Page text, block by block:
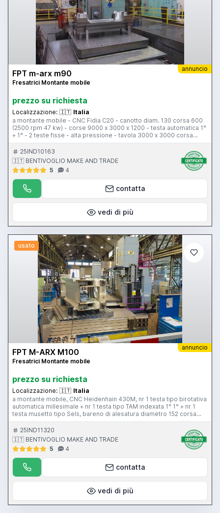
annuncio
FPT m-arx m90
Fresatrici Montante mobile
prezzo su richiesta
Localizzazione: 🇮🇹 Italia
a montante mobile - CNC Fidia C20 - canotto diam. 130 corsa 600
(2500 rpm 47 kw) - corse 9000 x 3000 x 1200 - testa automatica 1°
+ 1° - 2 teste fisse - alta pressione - tavola 3000 x 3000 corsa
3000 50 ton
25IND10163
🇮🇹 BENTIVOGLIO MAKE AND TRADE
5
4
contatta
vedi di più
usato
annuncio
FPT M-ARX M100
Fresatrici Montante mobile
prezzo su richiesta
Localizzazione: 🇮🇹 Italia
a montante mobile, CNC Heidenhain 430M, nr 1 testa tipo birotativa
automatica millesimale + nr 1 testa tipo TAM indexata 1° 1° + nr 1
testa musetto tipo Sels, bareno di alesatura diametro 152 corsa
900 mm 2500 rpm, corse 10000 x 1500 x 4000 mm, piani stolle,
pick-up teste, tavola idrostatica continua 3500 x 3000 80 ton
25IND11320
🇮🇹 BENTIVOGLIO MAKE AND TRADE
5
4
contatta
vedi di più